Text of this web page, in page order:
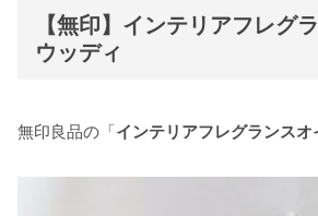
【無印】インテリアフレグ
ウッディ
無印良品の「インテリアフレグランスオ